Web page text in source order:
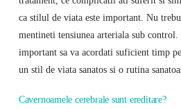
ca stilul de viata este important. Nu
mentineti tensiunea arteriala sub control.
important sa va acordati suficient timp
un stil de viata sanatos si o rutina
Cavernoamele cerebrale sunt ereditare?